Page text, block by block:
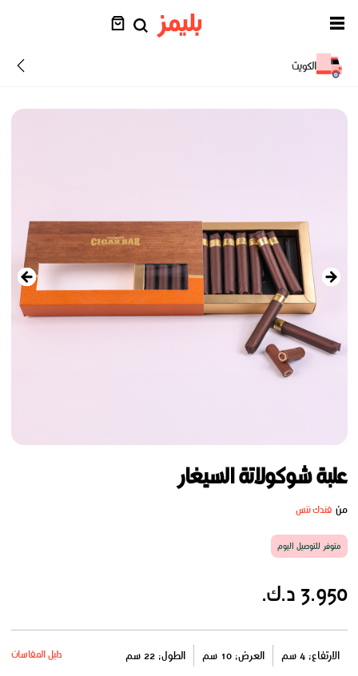
الكويت
علبة شوكولاتة السيغار
من فندك نتس
متوفر للتوصيل اليوم
3.950 د.ك.
الارتفاع: 4 سم العرض: 10 سم الطول: 22 سم دليل المقاسات